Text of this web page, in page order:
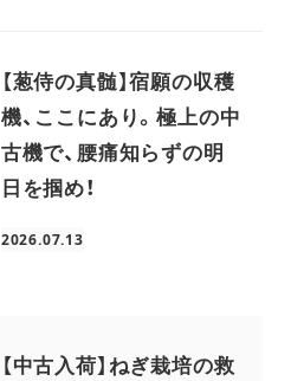
【葱侍の真髄】宿願の収穫
機、ここにあり。極上の中
古機で、腰痛知らずの明
日を掴め！
投稿日
2026.07.13
【中古入荷】ねぎ栽培の救